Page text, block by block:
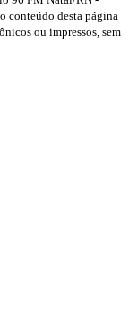
conteúdo desta página
ou impressos, sem